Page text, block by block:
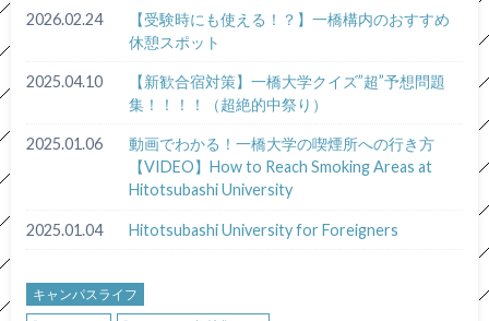
2026.02.24
【受験時にも使える！？】一橋構内のおすすめ
休憩スポット
2025.04.10
【新歓合宿対策】一橋大学クイズ”超”予想問題
集！！！！（超絶的中祭り）
2025.01.06
動画でわかる！一橋大学の喫煙所への行き方
【VIDEO】How to Reach Smoking Areas at
Hitotsubashi University
2025.01.04 Hitotsubashi University for Foreigners
キャンパスライフ